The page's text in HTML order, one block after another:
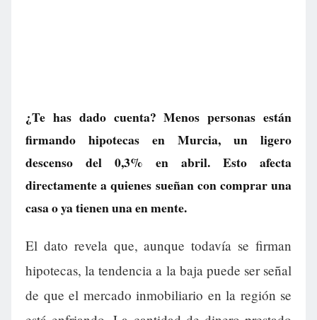
¿Te has dado cuenta? Menos personas están
firmando hipotecas en Murcia, un ligero
descenso del 0,3% en abril. Esto afecta
directamente a quienes sueñan con comprar una
casa o ya tienen una en mente.
El dato revela que, aunque todavía se firman
hipotecas, la tendencia a la baja puede ser señal
de que el mercado inmobiliario en la región se